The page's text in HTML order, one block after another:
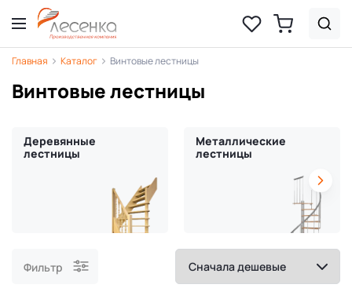
Главная Каталог Винтовые лестницы
Винтовые лестницы
Деревянные
лестницы
Металлические
лестницы
Фильтр